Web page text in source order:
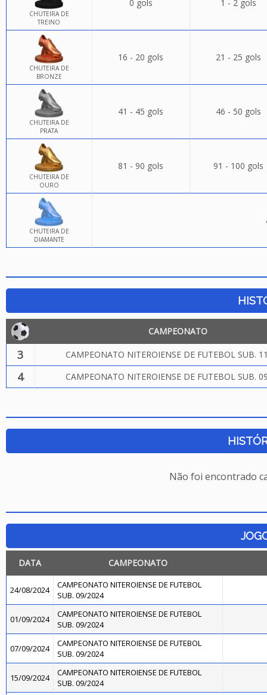
CHUTEIRA DE
TREINO
0 gols 1 - 2 gols
CHUTEIRA DE
BRONZE
16 - 20 gols 21 - 25 gols
CHUTEIRA DE
PRATA
41 - 45 gols 46 - 50 gols
CHUTEIRA DE
OURO
81 - 90 gols 91 - 100 gols
CHUTEIRA DE
DIAMANTE
CAMPEONATO
3 CAMPEONATO NITEROIENSE DE FUTEBOL SUB.
4 CAMPEONATO NITEROIENSE DE FUTEBOL SUB.
Não foi encontrado
DATA CAMPEONATO
24/08/2024
CAMPEONATO NITEROIENSE DE FUTEBOL
SUB. 09/2024
01/09/2024
CAMPEONATO NITEROIENSE DE FUTEBOL
SUB. 09/2024
07/09/2024
CAMPEONATO NITEROIENSE DE FUTEBOL
SUB. 09/2024
15/09/2024
CAMPEONATO NITEROIENSE DE FUTEBOL
SUB. 09/2024